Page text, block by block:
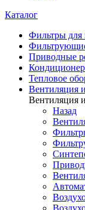
Каталог
Фильтры для
Приводные
Тепловое
Вентиляция
Вентиляция
Назад